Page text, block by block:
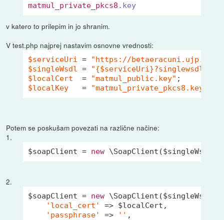
matmul_private_pkcs8 .key
v katero to prilepim in jo shranim.
V test.php najprej nastavim osnovne vrednosti:
$serviceUri =
"https://
$singleWsdl = "{$serviceUri}?singlewsdl"
$localCert
  =
"matmul_public.key"
$localKey
   =
"matmul_private_pkcs8.key"
Potem se poskušam povezati na različne načine:
1.
$soapClient = new
2.
$soapClient = new \SoapClient($singleWsdl,
'local_cert'
=> $localCert,
'passphrase'
=> '' ,